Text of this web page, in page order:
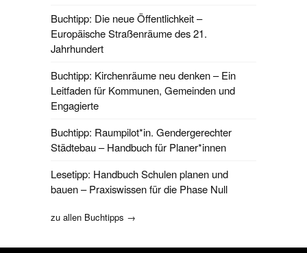
Buchtipp: Die neue Öffentlichkeit –
Europäische Straßenräume des 21.
Jahrhundert
Buchtipp: Kirchenräume neu denken – Ein
Leitfaden für Kommunen, Gemeinden und
Engagierte
Buchtipp: Raumpilot*in. Gendergerechter
Städtebau – Handbuch für Planer*innen
Lesetipp: Handbuch Schulen planen und
bauen – Praxiswissen für die Phase Null
zu allen Buchtipps →